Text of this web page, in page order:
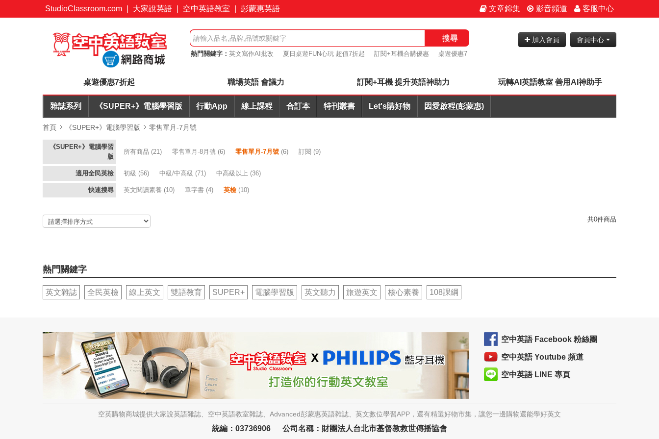
StudioClassroom.com 大家說英語 空中英語教室 彭蒙惠英語 文章錦集 影音頻道 客服中心
搜尋
熱門關鍵字： 英文寫作AI批改 夏日桌遊FUN心玩 超值7折起 訂閱+耳機合購優惠
桌遊優惠7
加入會員 會員中心
桌遊優惠7折起 職場英語 會議力 訂閱+耳機 提升英語神助力 玩轉AI英語教室 善用AI神助手
雜誌系列 《SUPER+》電腦學習版 行動App 線上課程 合訂本 特刊叢書 Let's購好物 因愛啟程(彭蒙惠)
首頁 《SUPER+》電腦學習版 零售單月-7月號
《SUPER+》電腦學習
版
所有商品 (21) 零售單月-8月號 (6) 零售單月-7月號 (6) 訂閱 (9)
適用全民英檢 初級 (56) 中級/中高級 (71) 中高級以上 (36)
快速搜尋 英文閱讀素養 (10) 單字書 (4) 英檢 (10)
共0件商品
熱門關鍵字
英文雜誌 全民英檢 線上英文 雙語教育 SUPER+ 電腦學習版 英文聽力 旅遊英文 核心素養 108課綱
空中英語 Facebook 粉絲團
空中英語 Youtube 頻道
空中英語 LINE 專頁
空英購物商城提供大家說英語雜誌、空中英語教室雜誌、Advanced彭蒙惠英語雜誌、英文數位學習APP，還有精選好物市集，讓您一邊購物還能學好英文
統編：03736906 公司名稱：財團法人台北市基督教救世傳播協會